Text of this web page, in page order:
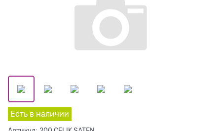
Есть в наличии